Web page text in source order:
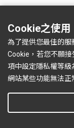
Cookie之使用
為了提供您最佳的
Cookie，若您不願
項中設定隱私權等
網站某些功能無法正